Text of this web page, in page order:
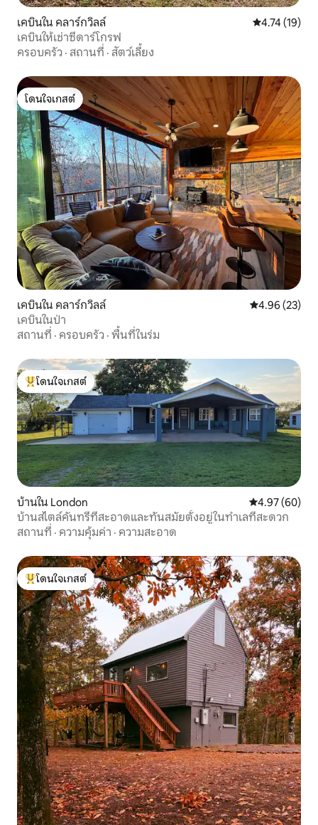
เคบินใน คลาร์กวิลล์ คะแนนเฉลี่ย
4.74 (19)
เคบินให้เช่าซีดาร์โกรฟ
ครอบครัว · สถานที่ · สัตว์เลี้ยง
โดนใจเกสต์
โดนใจเกสต์
เคบินใน คลาร์กวิลล์ คะแนนเฉลี่ย
4.96 (23)
เคบินในป่า
สถานที่ · ครอบครัว · พื้นที่ในร่ม
โดนใจเกสต์ที่สุด
โดนใจเกสต์
บ้านใน London คะแนนเฉลี่ย
4.97 (60)
บ้านสไตล์คันทรีที่สะอาดและทันสมัยตั้งอยู่ในทำเลที่สะดวก
สถานที่ · ความคุ้มค่า · ความสะอาด
โดนใจเกสต์ที่สุด
โดนใจเกสต์